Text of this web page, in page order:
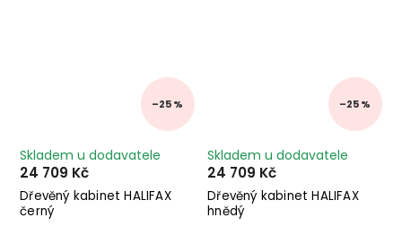
–25 %
Dřevěný kabinet HALIFAX
černý
Skladem u dodavatele
24 709 Kč
–25 %
Dřevěný kabinet HALIFAX
hnědý
Skladem u dodavatele
24 709 Kč